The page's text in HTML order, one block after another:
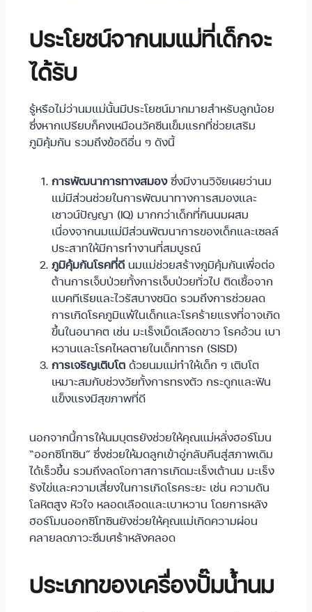
ประโยชน์จากนมแม่ที่เด็กจะ
ได้รับ
รู้หรือไม่ว่านมแม่นั้นมีประโยชน์มากมายสำหรับลูกน้อย
ซึ่งหากเปรียบก็คงเหมือนวัคซีนเข็มแรกที่ช่วยเสริม
ภูมิคุ้มกัน รวมถึงข้อดีอื่น ๆ ดังนี้
การพัฒนาการทางสมองซึ่งมีงานวิจัยเผยว่านม
แม่มีส่วนช่วยในการพัฒนาทางการสมองและ
เชาวน์ปัญญา (IQ) มากกว่าเด็กที่กินนมผสม
เนื่องจากนมแม่มีส่วนพัฒนาการของเด็กและเซลล์
ประสาทให้มีการทำงานที่สมบูรณ์
ภูมิคุ้มกันโรคที่ดี นมแม่ช่วยสร้างภูมิคุ้มกันเพื่อต่อ
ต้านการเจ็บป่วยทั้งการเจ็บป่วยทั่วไป ติดเชื้อจาก
แบคทีเรียและไวรัสบางชนิด รวมถึงการช่วยลด
การเกิดโรคภูมิแพ้ในเด็กและโรคร้ายแรงที่อาจเกิด
ขึ้นในอนาคต เช่น มะเร็งเม็ดเลือดขาว โรคอ้วน เบา
หวานและโรคไหลตายในเด็กทารก (SISD)
การเจริญเติบโต ด้วยนมแม่ทำให้เด็ก ๆ เติบโต
เหมาะสมกับช่วงวัยทั้งการทรงตัว กระดูกและฟัน
แข็งแรงมีสุขภาพที่ดี
นอกจากนี้การให้นมบุตรยังช่วยให้คุณแม่หลั่งฮอร์โมน
“ออกซิโทซิน” ซึ่งช่วยให้มดลูกเข้าอู่กลับคืนสู่สภาพเดิม
ได้เร็วขึ้น รวมถึงลดโอกาสการเกิดมะเร็งเต้านม มะเร็ง
รังไข่และความเสี่ยงในการเกิดโรคระยะ เช่น ความดัน
โลหิตสูง หัวใจ หลอดเลือดและเบาหวาน โดยการหลัง
ฮอร์โมนออกซิโทซินยังช่วยให้คุณแม่เกิดความผ่อน
คลายลดภาวะซึมเศร้าหลังคลอด
ประเภทของเครื่องปั๊มน้ำนม